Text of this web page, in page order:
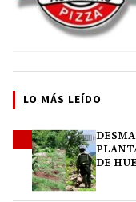
LO MÁS LEÍDO
DE